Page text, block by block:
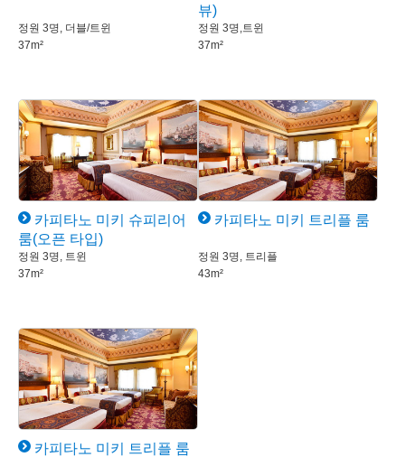
정원 3명, 더블/트윈
37m²
뷰)
정원 3명,트윈
37m²
카피타노 미키 슈피리어
룸(오픈 타입)
정원 3명, 트윈
37m²
카피타노 미키 트리플 룸
정원 3명, 트리플
43m²
카피타노 미키 트리플 룸